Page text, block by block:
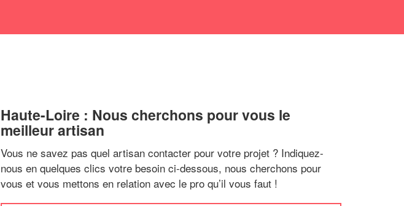
Haute-Loire : Nous cherchons pour vous le
meilleur artisan
Vous ne savez pas quel artisan contacter pour votre projet ? Indiquez-
nous en quelques clics votre besoin ci-dessous, nous cherchons pour
vous et vous mettons en relation avec le pro qu’il vous faut !